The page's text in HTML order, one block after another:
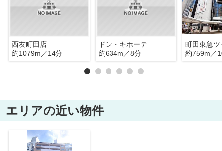
西友町田店
約1079m／14分
ドン・キホーテ
約634m／8分
町田東急ツ
約759m／
エリアの近い物件